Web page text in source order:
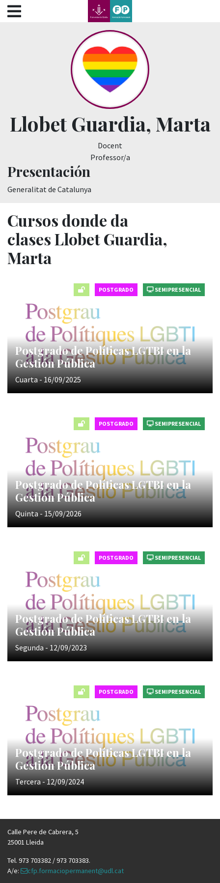
???label.access.jump.content???
???label.access.jump.header???
???label.access.jump.footer???
???label.access.jump.menu???
Llobet Guardia, Marta
Docent
Professor/a
Presentación
Generalitat de Catalunya
Cursos donde da
clases Llobet Guardia,
Marta
POSTGRADO SEMIPRESENCIAL
Postgrado de Políticas LGTBI en la
Gestión Pública
Cuarta - 16/09/2025
POSTGRADO SEMIPRESENCIAL
Postgrado de Políticas LGTBI en la
Gestión Pública
Quinta - 15/09/2026
POSTGRADO SEMIPRESENCIAL
Postgrado de Políticas LGTBI en la
Gestión Pública
Segunda - 12/09/2023
POSTGRADO SEMIPRESENCIAL
Postgrado de Políticas LGTBI en la
Gestión Pública
Tercera - 12/09/2024
Calle Pere de Cabrera, 5
25001 Lleida
Tel. 973 703382 / 973 703383.
A/e:
cfp.formaciopermanent@udl.cat